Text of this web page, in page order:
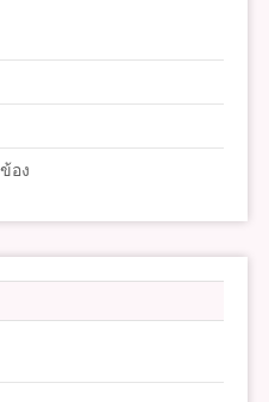
อง